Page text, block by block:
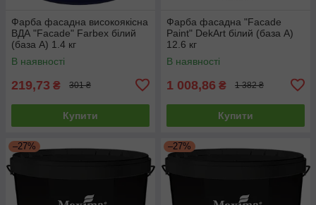
Фарба фасадна високоякісна
ВДА "Facade" Farbex білий
(база А) 1.4 кг
В наявності
219,73 ₴ 301 ₴
Купити
Фарба фасадна "Facade
Paint" DekArt білий (база А)
12.6 кг
В наявності
1 008,86 ₴ 1 382 ₴
Купити
–27% –27%